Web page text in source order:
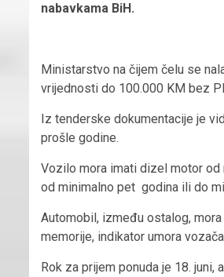
nabavkama BiH.
Ministarstvo na čijem čelu se
vrijednosti do 100.000 KM bez
Iz tenderske dokumentacije je
prošle godine.
Vozilo mora imati dizel motor od
od minimalno pet godina ili do
Automobil, između ostalog,
memorije, indikator umora
Rok za prijem ponuda je 18. juni,